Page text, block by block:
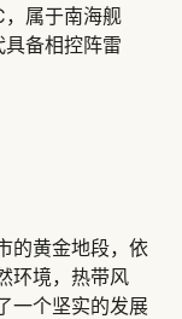
属于南海舰
备相控阵雷
的黄金地段，依
环境，热带风
一个坚实的发展